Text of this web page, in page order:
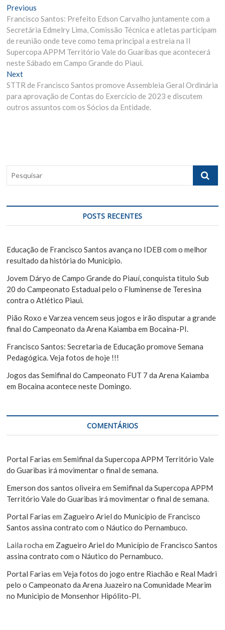
N
a
v
e
g
a
ç
e
P
o
Previous
r
e
v
i
o
s
p
o
Francisco Santos: Prefeito Edson Carvalho juntamente com a
Secretária Edmelry Lima, Comissão Técnica e atletas participam
de reunião onde teve como tema principal a estreia na II
Supercopa APPM Território Vale do Guaribas que acontecerá
neste Sábado em Campo Grande do Piaui.
Next
e
x
t
STTR de Francisco Santos promove Assembleia Geral Ordinária
para aprovação de Contas do Exercício de 2023 e discutem
outros assuntos com os Sócios da Entidade.
q
i
a
POSTS RECENTES
Educação de Francisco Santos avança no IDEB com o melhor
resultado da história do Município.
Jovem Dáryo de Campo Grande do Piauí, conquista titulo Sub
20 do Campeonato Estadual pelo o Fluminense de Teresina
contra o Atlético Piaui.
Pião Roxo e Varzea vencem seus jogos e irão disputar a grande
final do Campeonato da Arena Kaiamba em Bocaina-PI.
Francisco Santos: Secretaria de Educação promove Semana
Pedagógica. Veja fotos de hoje !!!
Jogos das Semifinal do Campeonato FUT 7 da Arena Kaiamba
em Bocaina acontece neste Domingo.
COMENTÁRIOS
Portal Farias emSemifinal da Supercopa APPM Território Vale
do Guaribas irá movimentar o final de semana.
Emerson dos santos oliveira emSemifinal da Supercopa APPM
Território Vale do Guaribas irá movimentar o final de semana.
Portal Farias em Zagueiro Ariel do Município de Francisco
Santos assina contrato com o Náutico do Pernambuco.
Laila rocha em Zagueiro Ariel do Município de Francisco Santos
assina contrato com o Náutico do Pernambuco.
Portal Farias emVeja fotos do jogo entre Riachão e Real Madri
pelo o Campeonato da Arena Juazeiro na Comunidade Mearim
no Municipio de Monsenhor Hipólito-PI.